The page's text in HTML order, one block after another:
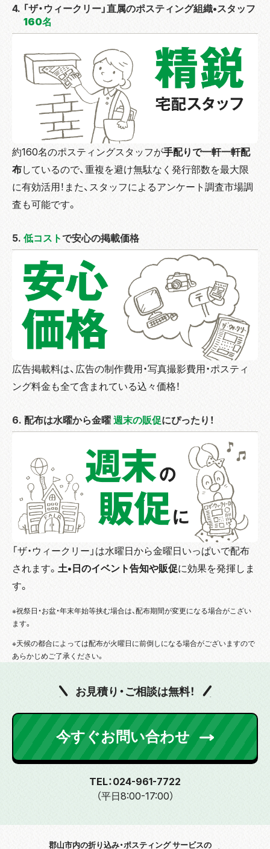
4. 「ザ・ウィークリー」直属のポスティング組織•スタッフ
160名
約160名のポスティングスタッフが手配りで一軒一軒配
布しているので、重複を避け無駄なく発行部数を最大限
に有効活用！また、スタッフによるアンケート調査市場調
査も可能です。
5. 低コストで安心の掲載価格
広告掲載料は、広告の制作費用・写真撮影費用・ポスティ
ング料金も全て含まれている込々価格！
6. 配布は水曜から金曜 週末の販促にぴったり！
「ザ・ウィークリー」は水曜日から金曜日いっぱいで配布
されます。 土•日のイベント告知や販促に効果を発揮しま
す。
※祝祭日・お盆・年末年始等挟む場合は、配布期間が変更になる場合がこざい
ます。
※天候の都合によっては配布が火曜日に前倒しになる場合がございますので
あらかじめご了承ください。
お見積り・ご相談は無料！
今すぐお問い合わせ
TEL：024-961-7722
（平日8:00-17:00）
郡山市内の折り込み・ポスティング サービスの